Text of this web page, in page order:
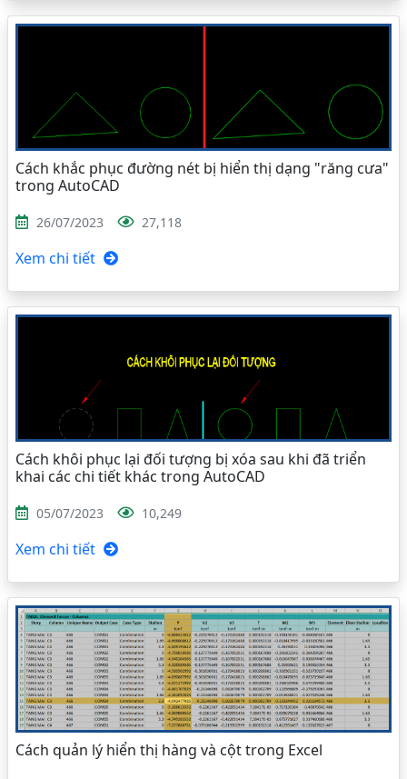
Cách khắc phục đường nét bị hiển thị dạng "răng cưa"
trong AutoCAD
26/07/2023 27,118
Xem chi tiết
Cách khôi phục lại đối tượng bị xóa sau khi đã triển
khai các chi tiết khác trong AutoCAD
05/07/2023 10,249
Xem chi tiết
Cách quản lý hiển thị hàng và cột trong Excel